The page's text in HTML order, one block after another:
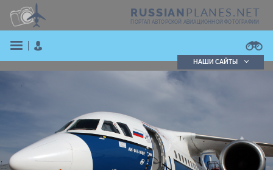
RUSSIAN PLANES.NET
ПОРТАЛ АВТОРСКОЙ АВИАЦИОННОЙ ФОТОГРАФИИ
ВОЙТИ
НАШИ САЙТЫ